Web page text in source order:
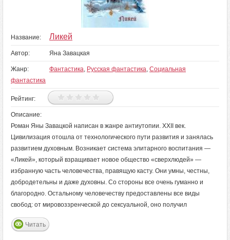
Название: Ликей
Автор: Яна Завацкая
Жанр: Фантастика, Русская фантастика, Социальная
фантастика
Рейтинг:
Описание:
Роман Яны Завацкой написан в жанре антиутопии. XXII век.
Цивилизация отошла от технологического пути развития и занялась
развитием духовным. Возникает система элитарного воспитания —
«Ликей», который взращивает новое общество «сверхлюдей» —
избранную часть человечества, правящую касту. Они умны, честны,
добродетельны и даже духовны. Со стороны все очень гуманно и
благородно. Остальному человечеству предоставлены все виды
свобод: от мировоззренческой до сексуальной, оно получил
Читать